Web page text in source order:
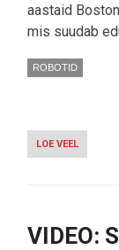
aastaid
mis suudab
ROBOTID
LOE VEEL
VIDEO:
VIDEO: